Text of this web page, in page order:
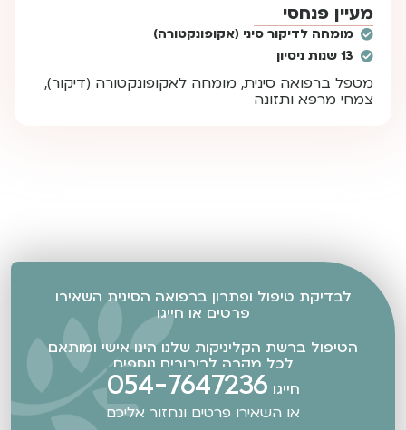
מעיין פנחסי
מומחה לדיקור סיני (אקופונקטורה)
13 שנות ניסיון
מטפל ברפואה סינית, מומחה לאקופונקטורה (דיקור),
צמחי מרפא ותזונה
לבדיקת טיפול ופתרון ברפואה הסינית השאירו
פרטים או חייגו
הטיפול ברשת הקליניקות שלנו הינו אישי ומותאם
לכל מקרה לבירורים נוספים
חייגו 054-7647236
או השאירו פרטים ונחזור אליכם